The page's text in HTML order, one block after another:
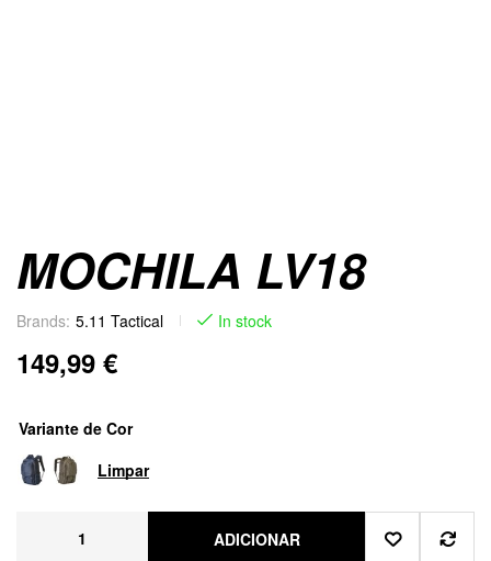
MOCHILA LV18
Brands: 5.11 Tactical In stock
149,99 €
Variante de Cor
Limpar
ADICIONAR